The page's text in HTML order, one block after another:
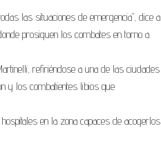
las situaciones de emergencia", dice a
prosiguen los combates en torno a
refiriéndose a una de las ciudades
y los combatientes libios que
en la zona capaces de acogerlos